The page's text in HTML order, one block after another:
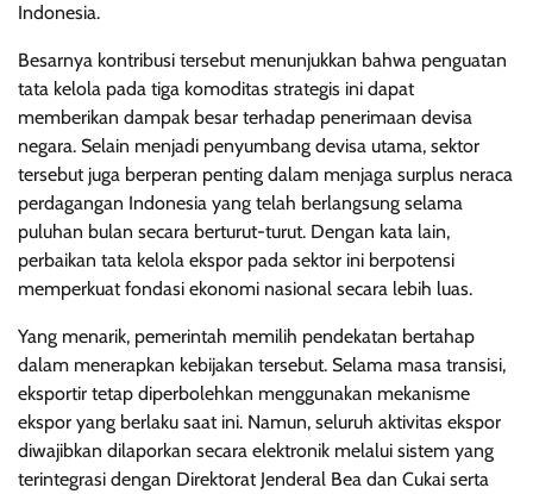
Indonesia.
Besarnya kontribusi tersebut menunjukkan bahwa penguatan
tata kelola pada tiga komoditas strategis ini dapat
memberikan dampak besar terhadap penerimaan devisa
negara. Selain menjadi penyumbang devisa utama, sektor
tersebut juga berperan penting dalam menjaga surplus neraca
perdagangan Indonesia yang telah berlangsung selama
puluhan bulan secara berturut-turut. Dengan kata lain,
perbaikan tata kelola ekspor pada sektor ini berpotensi
memperkuat fondasi ekonomi nasional secara lebih luas.
Yang menarik, pemerintah memilih pendekatan bertahap
dalam menerapkan kebijakan tersebut. Selama masa transisi,
eksportir tetap diperbolehkan menggunakan mekanisme
ekspor yang berlaku saat ini. Namun, seluruh aktivitas ekspor
diwajibkan dilaporkan secara elektronik melalui sistem yang
terintegrasi dengan Direktorat Jenderal Bea dan Cukai serta